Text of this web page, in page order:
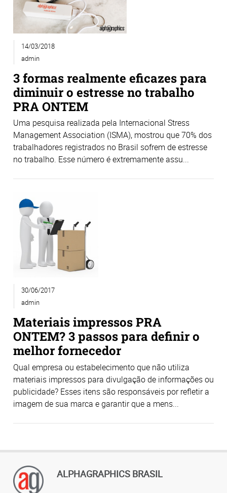
14/03/2018
admin
3 formas realmente eficazes para
diminuir o estresse no trabalho
PRA ONTEM
Uma pesquisa realizada pela Internacional Stress
Management Association (ISMA), mostrou que 70% dos
trabalhadores registrados no Brasil sofrem de estresse
no trabalho. Esse número é extremamente assu...
30/06/2017
admin
Materiais impressos PRA
ONTEM? 3 passos para definir o
melhor fornecedor
Qual empresa ou estabelecimento que não utiliza
materiais impressos para divulgação de informações ou
publicidade? Esses itens são responsáveis por refletir a
imagem de sua marca e garantir que a mens...
ALPHAGRAPHICS BRASIL